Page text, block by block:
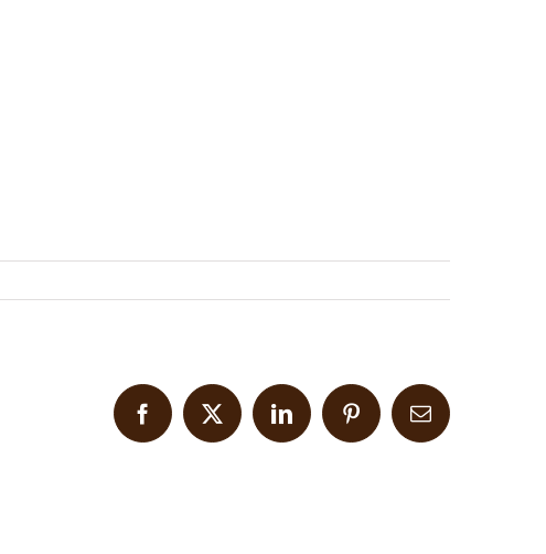
Facebook
X LinkedInPinterestEmail